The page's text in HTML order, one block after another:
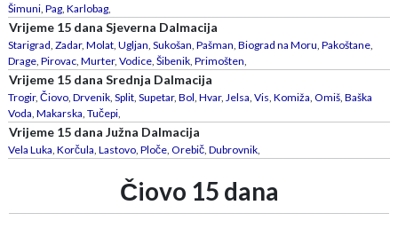
Šimuni, Pag, Karlobag,
Vrijeme 15 dana Sjeverna Dalmacija
Starigrad, Zadar, Molat, Ugljan, Sukošan, Pašman, Biograd na Moru, Pakoštane,
Drage, Pirovac, Murter, Vodice, Šibenik, Primošten,
Vrijeme 15 dana Srednja Dalmacija
Trogir, Čiovo, Drvenik, Split, Supetar, Bol, Hvar, Jelsa, Vis, Komiža, Omiš, Baška
Voda, Makarska, Tučepi,
Vrijeme 15 dana Južna Dalmacija
Vela Luka, Korčula, Lastovo, Ploče, Orebič, Dubrovnik,
Čiovo 15 dana